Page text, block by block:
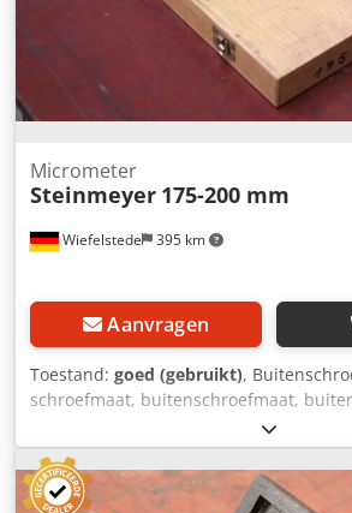
Wiefelstede 395 km
Micrometer
Steinmeyer 175-200 mm
Aanvragen
Toestand: goed (gebruikt),
schroefmaat, buitenschroefmaat,
Fabrikant: Steinmeyer,
175-200 mm Csdpfxou Inqro Ahmsrf -
Vergrendeling -Andere maten: ook
Afmetingen koffer: 375/205/H35 mm -